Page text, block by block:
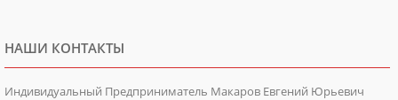
НАШИ КОНТАКТЫ
Индивидуальный Предприниматель Макаров Евгений Юрьевич